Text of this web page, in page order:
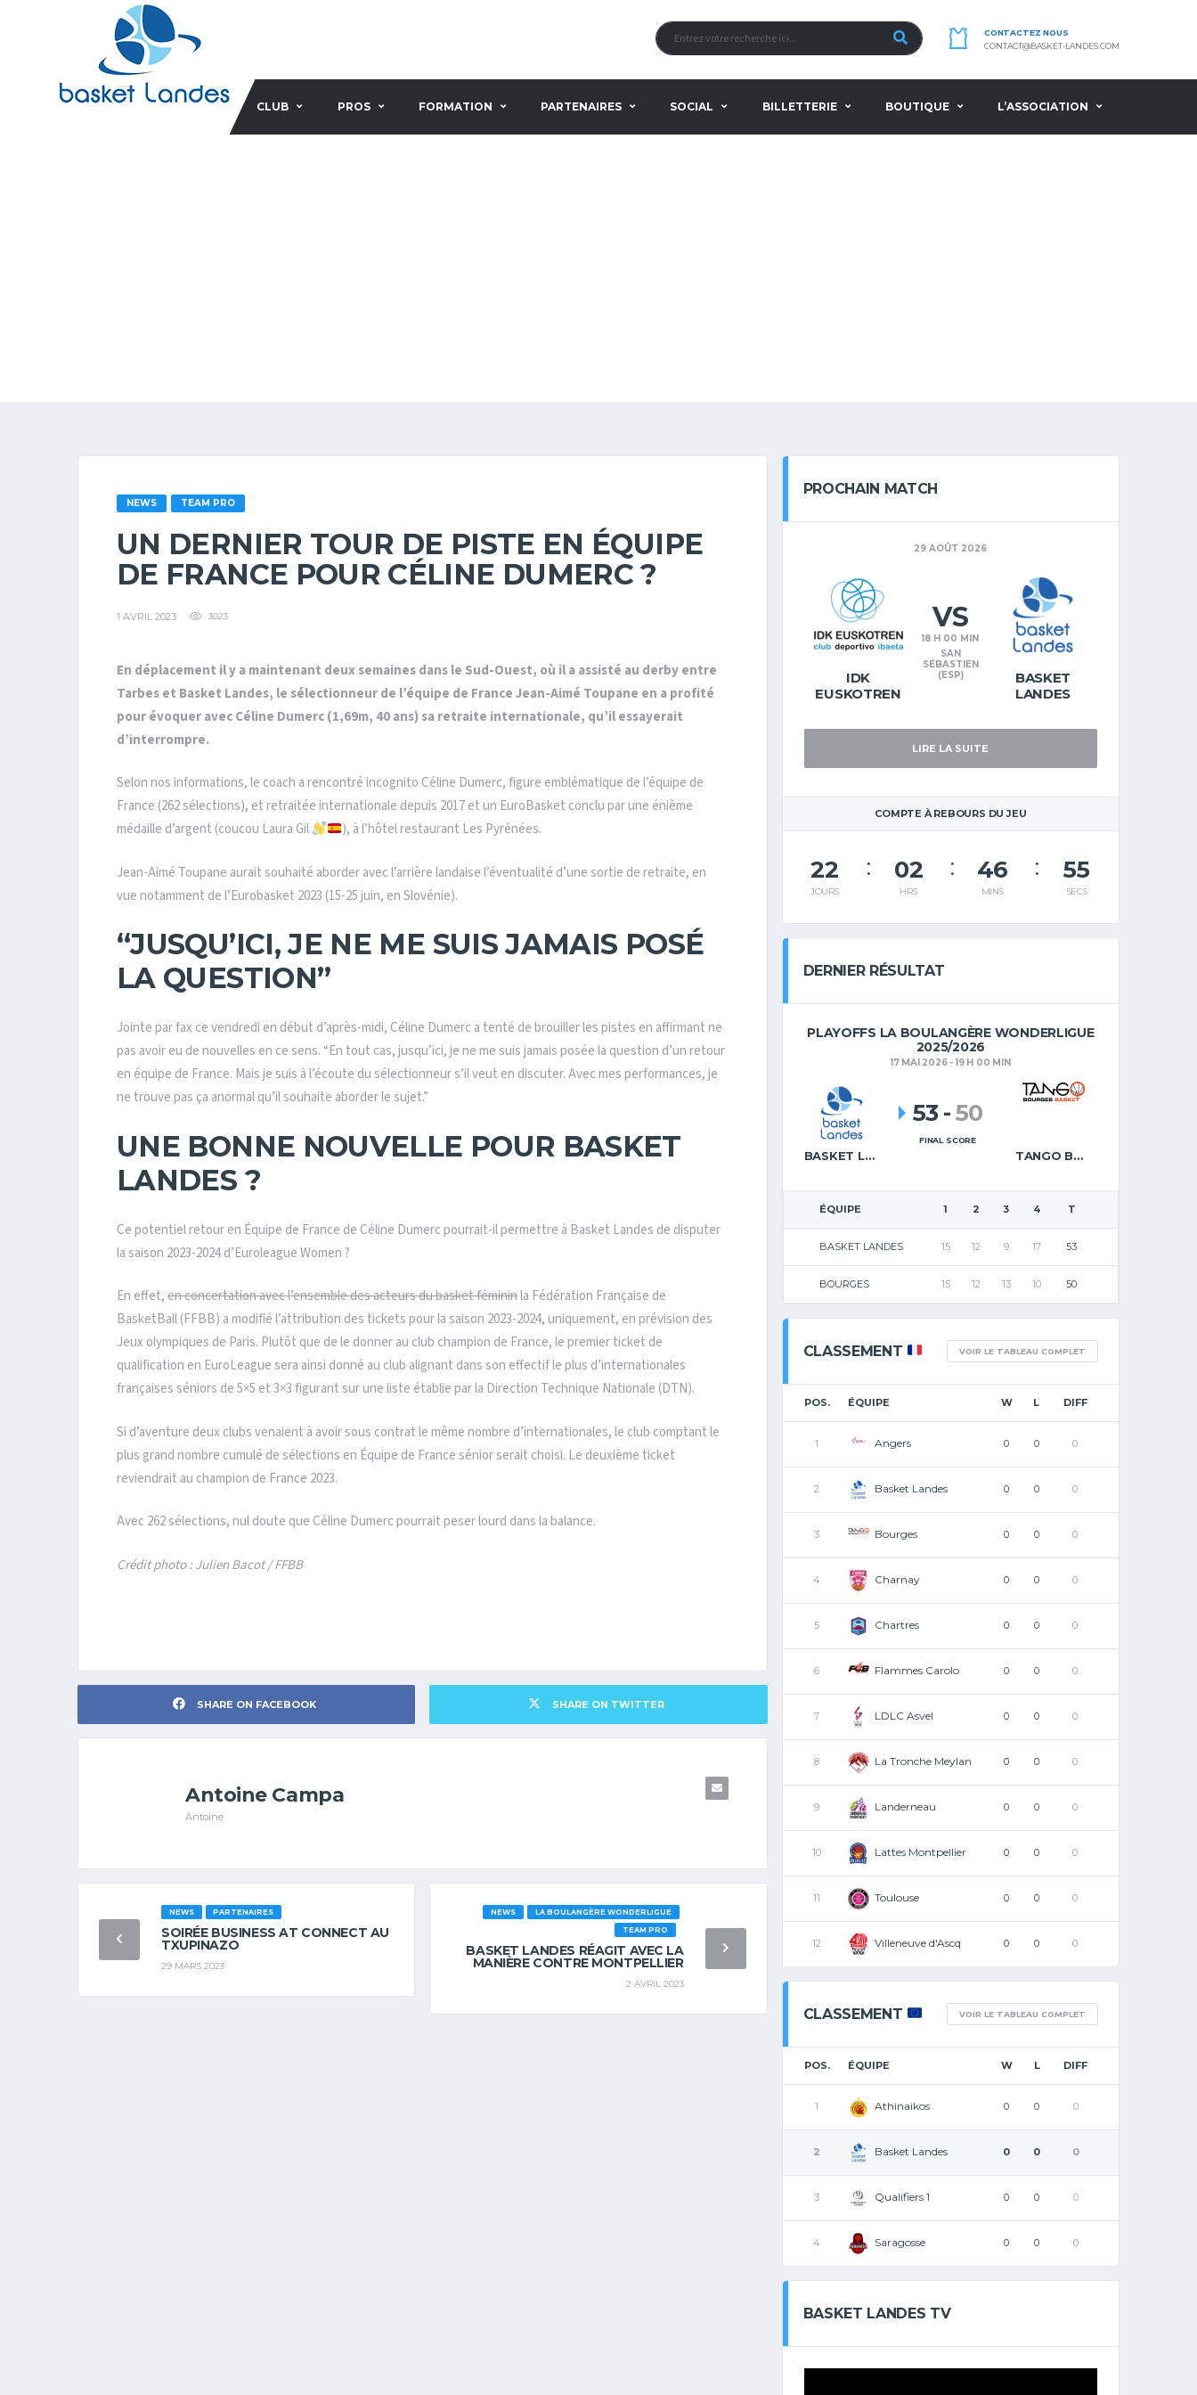
CONTACTEZ NOUS
CONTACT@BASKET-LANDES.COM
CLUB PROS FORMATION PARTENAIRES SOCIAL BILLETTERIE BOUTIQUE L’ASSOCIATION
NEWS TEAM PRO
UN DERNIER TOUR DE PISTE EN ÉQUIPE
DE FRANCE POUR CÉLINE DUMERC ?
1 AVRIL 2023 3023
En déplacement il y a maintenant deux semaines dans le Sud-Ouest, où il a assisté au derby entre
Tarbes et Basket Landes, le sélectionneur de l’équipe de France Jean-Aimé Toupane en a profité
pour évoquer avec Céline Dumerc (1,69m, 40 ans) sa retraite internationale, qu’il essayerait
d’interrompre.
Selon nos informations, le coach a rencontré incognito Céline Dumerc, figure emblématique de l’équipe de
France (262 sélections), et retraitée internationale depuis 2017 et un EuroBasket conclu par une énième
médaille d’argent (coucou Laura Gil
), à l’hôtel restaurant Les Pyrénées.
Jean-Aimé Toupane aurait souhaité aborder avec l’arrière landaise l’éventualité d’une sortie de retraite, en
vue notamment de l’Eurobasket 2023 (15-25 juin, en Slovénie).
“JUSQU’ICI, JE NE ME SUIS JAMAIS POSÉ
LA QUESTION”
Jointe par fax ce vendredi en début d’après-midi, Céline Dumerc a tenté de brouiller les pistes en affirmant ne
pas avoir eu de nouvelles en ce sens. “En tout cas, jusqu’ici, je ne me suis jamais posée la question d’un retour
en équipe de France. Mais je suis à l’écoute du sélectionneur s’il veut en discuter. Avec mes performances, je
ne trouve pas ça anormal qu’il souhaite aborder le sujet.”
UNE BONNE NOUVELLE POUR BASKET
LANDES ?
Ce potentiel retour en Équipe de France de Céline Dumerc pourrait-il permettre à Basket Landes de disputer
la saison 2023-2024 d’Euroleague Women ?
En effet,en concertation avec l’ensemble des acteurs du basket fémininla Fédération Française de
BasketBall (FFBB) a modifié l’attribution des tickets pour la saison 2023-2024, uniquement, en prévision des
Jeux olympiques de Paris. Plutôt que de le donner au club champion de France, le premier ticket de
qualification en EuroLeague sera ainsi donné au club alignant dans son effectif le plus d’internationales
françaises séniors de 5×5 et 3×3 figurant sur une liste établie par la Direction Technique Nationale (DTN).
Si d’aventure deux clubs venaient à avoir sous contrat le même nombre d’internationales, le club comptant le
plus grand nombre cumulé de sélections en Équipe de France sénior serait choisi. Le deuxième ticket
reviendrait au champion de France 2023.
Avec 262 sélections, nul doute que Céline Dumerc pourrait peser lourd dans la balance.
Crédit photo : Julien Bacot / FFBB
SHARE ON FACEBOOK SHARE ON TWITTER
Antoine Campa
Antoine
NEWS PARTENAIRES
SOIRÉE BUSINESS AT CONNECT AU
TXUPINAZO
29 MARS 2023
LA BOULANGÈRE WONDERLIGUE
NEWS
TEAM PRO
BASKET LANDES RÉAGIT AVEC LA
MANIÈRE CONTRE MONTPELLIER
2 AVRIL 2023
PROCHAIN MATCH
29 AOÛT 2026
IDK
EUSKOTREN
BASKET
LANDES
VS
18 H 00 MIN
SAN
SÉBASTIEN
(ESP)
LIRE LA SUITE
COMPTE À REBOURS DU JEU
22
JOURS
02
HRS
46
MINS
54
SECS
DERNIER RÉSULTAT
PLAYOFFS LA BOULANGÈRE WONDERLIGUE
2025/2026
17 MAI 2026 - 19 H 00 MIN
BASKET LANDES TANGO BOURGES BASKET
53 -50
FINAL SCORE
ÉQUIPE 1 2 3 4 T
BASKET LANDES 15 12 9 17 53
BOURGES 15 12 13 10 50
CLASSEMENT VOIR LE TABLEAU COMPLET
POS. ÉQUIPE W L DIFF
1 Angers 0 0 0
2 Basket Landes 0 0 0
3 Bourges 0 0 0
4 Charnay 0 0 0
5 Chartres 0 0 0
6 Flammes Carolo 0 0 0
7 LDLC Asvel 0 0 0
8 La Tronche Meylan 0 0 0
9 Landerneau 0 0 0
10 Lattes Montpellier 0 0 0
11 Toulouse 0 0 0
12 Villeneuve d'Ascq 0 0 0
CLASSEMENT VOIR LE TABLEAU COMPLET
POS. ÉQUIPE W L DIFF
1 Athinaikos 0 0 0
2 Basket Landes 0 0 0
3 Qualifiers 1 0 0 0
4 Saragosse 0 0 0
BASKET LANDES TV